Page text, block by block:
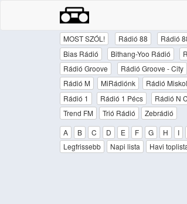
MOST SZÓL! Rádió 88 Rádió
Bias Rádió
Bithang-Yoo Rádió
Rádió Groove
Rádió Groove - City
Rádió M
MiRádiónk Rádió
Rádió 1
Rádió 1 Pécs Rádió N
Trend FM
Trió Rádió
Zebrádió
A
B C D E F G H I
Legfrissebb
Napi lista Havi